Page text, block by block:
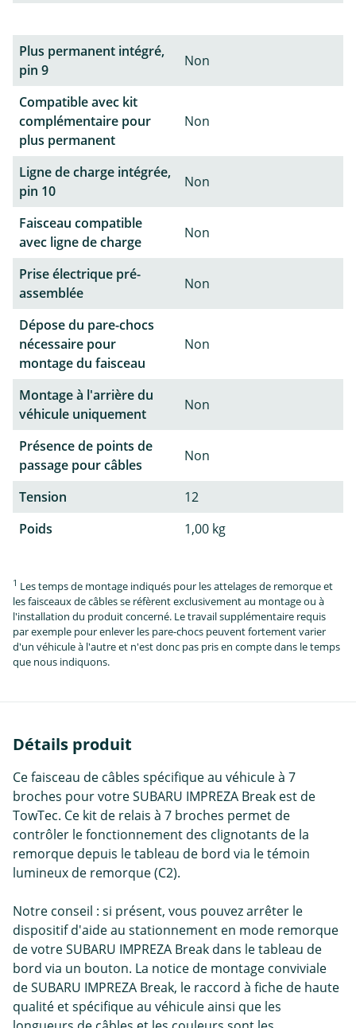
Plus permanent intégré,
pin 9
Non
Compatible avec kit
complémentaire pour
plus permanent
Non
Ligne de charge intégrée,
pin 10
Non
Faisceau compatible
avec ligne de charge
Non
Prise électrique pré-
assemblée
Non
Dépose du pare-chocs
nécessaire pour
montage du faisceau
Non
Montage à l'arrière du
véhicule uniquement
Non
Présence de points de
passage pour câbles
Non
Tension
12
Poids
1,00 kg
1 Les temps de montage indiqués pour les attelages de remorque et
les faisceaux de câbles se réfèrent exclusivement au montage ou à
l'installation du produit concerné. Le travail supplémentaire requis
par exemple pour enlever les pare-chocs peuvent fortement varier
d'un véhicule à l'autre et n'est donc pas pris en compte dans le temps
que nous indiquons.
Détails produit
Ce faisceau de câbles spécifique au véhicule à 7
broches pour votre SUBARU IMPREZA Break est de
TowTec. Ce kit de relais à 7 broches permet de
contrôler le fonctionnement des clignotants de la
remorque depuis le tableau de bord via le témoin
lumineux de remorque (C2).
Notre conseil : si présent, vous pouvez arrêter le
dispositif d'aide au stationnement en mode remorque
de votre SUBARU IMPREZA Break dans le tableau de
bord via un bouton. La notice de montage conviviale
de SUBARU IMPREZA Break, le raccord à fiche de haute
qualité et spécifique au véhicule ainsi que les